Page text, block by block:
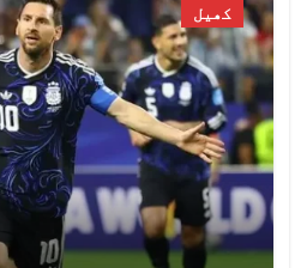
کھیل